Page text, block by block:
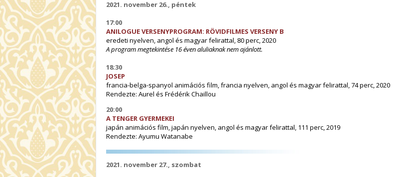
2021. november 26., péntek
17:00
ANILOGUE VERSENYPROGRAM: RÖVIDFILMES VERSENY B
eredeti nyelven, angol és magyar felirattal, 80 perc, 2020
A program megtekintése 16 éven aluliaknak nem ajánlott.
18:30
JOSEP
francia-belga-spanyol animációs film, francia nyelven, angol és magyar felirattal, 74 perc, 2020
Rendezte: Aurel és Frédérik Chaillou
20:00
A TENGER GYERMEKEI
japán animációs film, japán nyelven, angol és magyar felirattal, 111 perc, 2019
Rendezte: Ayumu Watanabe
2021. november 27., szombat